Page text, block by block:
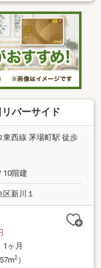
バーサイド
東西線 茅場町駅 徒歩
10階建
新川１
1ヶ月
2）